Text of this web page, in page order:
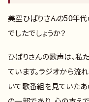
美空ひばりさんの50年代
でしたでしょうか？
ひばりさんの歌声は、私
ています。ラジオから流
いて歌番組を見ていたあ